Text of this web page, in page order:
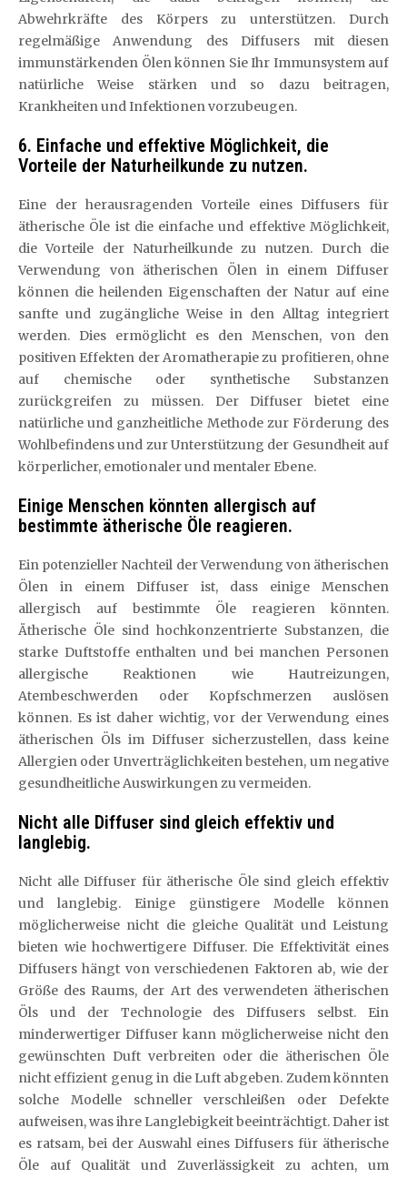
Abwehrkräfte des Körpers zu unterstützen. Durch
regelmäßige Anwendung des Diffusers mit diesen
immunstärkenden Ölen können Sie Ihr Immunsystem auf
natürliche Weise stärken und so dazu beitragen,
Krankheiten und Infektionen vorzubeugen.
6. Einfache und effektive Möglichkeit, die
Vorteile der Naturheilkunde zu nutzen.
Eine der herausragenden Vorteile eines Diffusers für
ätherische Öle ist die einfache und effektive Möglichkeit,
die Vorteile der Naturheilkunde zu nutzen. Durch die
Verwendung von ätherischen Ölen in einem Diffuser
können die heilenden Eigenschaften der Natur auf eine
sanfte und zugängliche Weise in den Alltag integriert
werden. Dies ermöglicht es den Menschen, von den
positiven Effekten der Aromatherapie zu profitieren, ohne
auf chemische oder synthetische Substanzen
zurückgreifen zu müssen. Der Diffuser bietet eine
natürliche und ganzheitliche Methode zur Förderung des
Wohlbefindens und zur Unterstützung der Gesundheit auf
körperlicher, emotionaler und mentaler Ebene.
Einige Menschen könnten allergisch auf
bestimmte ätherische Öle reagieren.
Ein potenzieller Nachteil der Verwendung von ätherischen
Ölen in einem Diffuser ist, dass einige Menschen
allergisch auf bestimmte Öle reagieren könnten.
Ätherische Öle sind hochkonzentrierte Substanzen, die
starke Duftstoffe enthalten und bei manchen Personen
allergische Reaktionen wie Hautreizungen,
Atembeschwerden oder Kopfschmerzen auslösen
können. Es ist daher wichtig, vor der Verwendung eines
ätherischen Öls im Diffuser sicherzustellen, dass keine
Allergien oder Unverträglichkeiten bestehen, um negative
gesundheitliche Auswirkungen zu vermeiden.
Nicht alle Diffuser sind gleich effektiv und
langlebig.
Nicht alle Diffuser für ätherische Öle sind gleich effektiv
und langlebig. Einige günstigere Modelle können
möglicherweise nicht die gleiche Qualität und Leistung
bieten wie hochwertigere Diffuser. Die Effektivität eines
Diffusers hängt von verschiedenen Faktoren ab, wie der
Größe des Raums, der Art des verwendeten ätherischen
Öls und der Technologie des Diffusers selbst. Ein
minderwertiger Diffuser kann möglicherweise nicht den
gewünschten Duft verbreiten oder die ätherischen Öle
nicht effizient genug in die Luft abgeben. Zudem könnten
solche Modelle schneller verschleißen oder Defekte
aufweisen, was ihre Langlebigkeit beeinträchtigt. Daher ist
es ratsam, bei der Auswahl eines Diffusers für ätherische
Öle auf Qualität und Zuverlässigkeit zu achten, um